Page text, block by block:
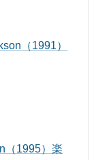
（1991）
（1995）楽